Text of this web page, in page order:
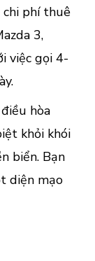
chi phí thuê
3,
việc gọi 4-
hòa
khỏi khói
biển. Bạn
diện mạo